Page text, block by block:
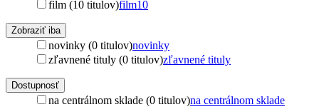
film (10 titulov)film10
Zobraziť iba
novinky (0 titulov)novinky
zľavnené tituly (0 titulov)zľavnené tituly
Dostupnosť
na centrálnom sklade (0 titulov)na centrálnom sklade